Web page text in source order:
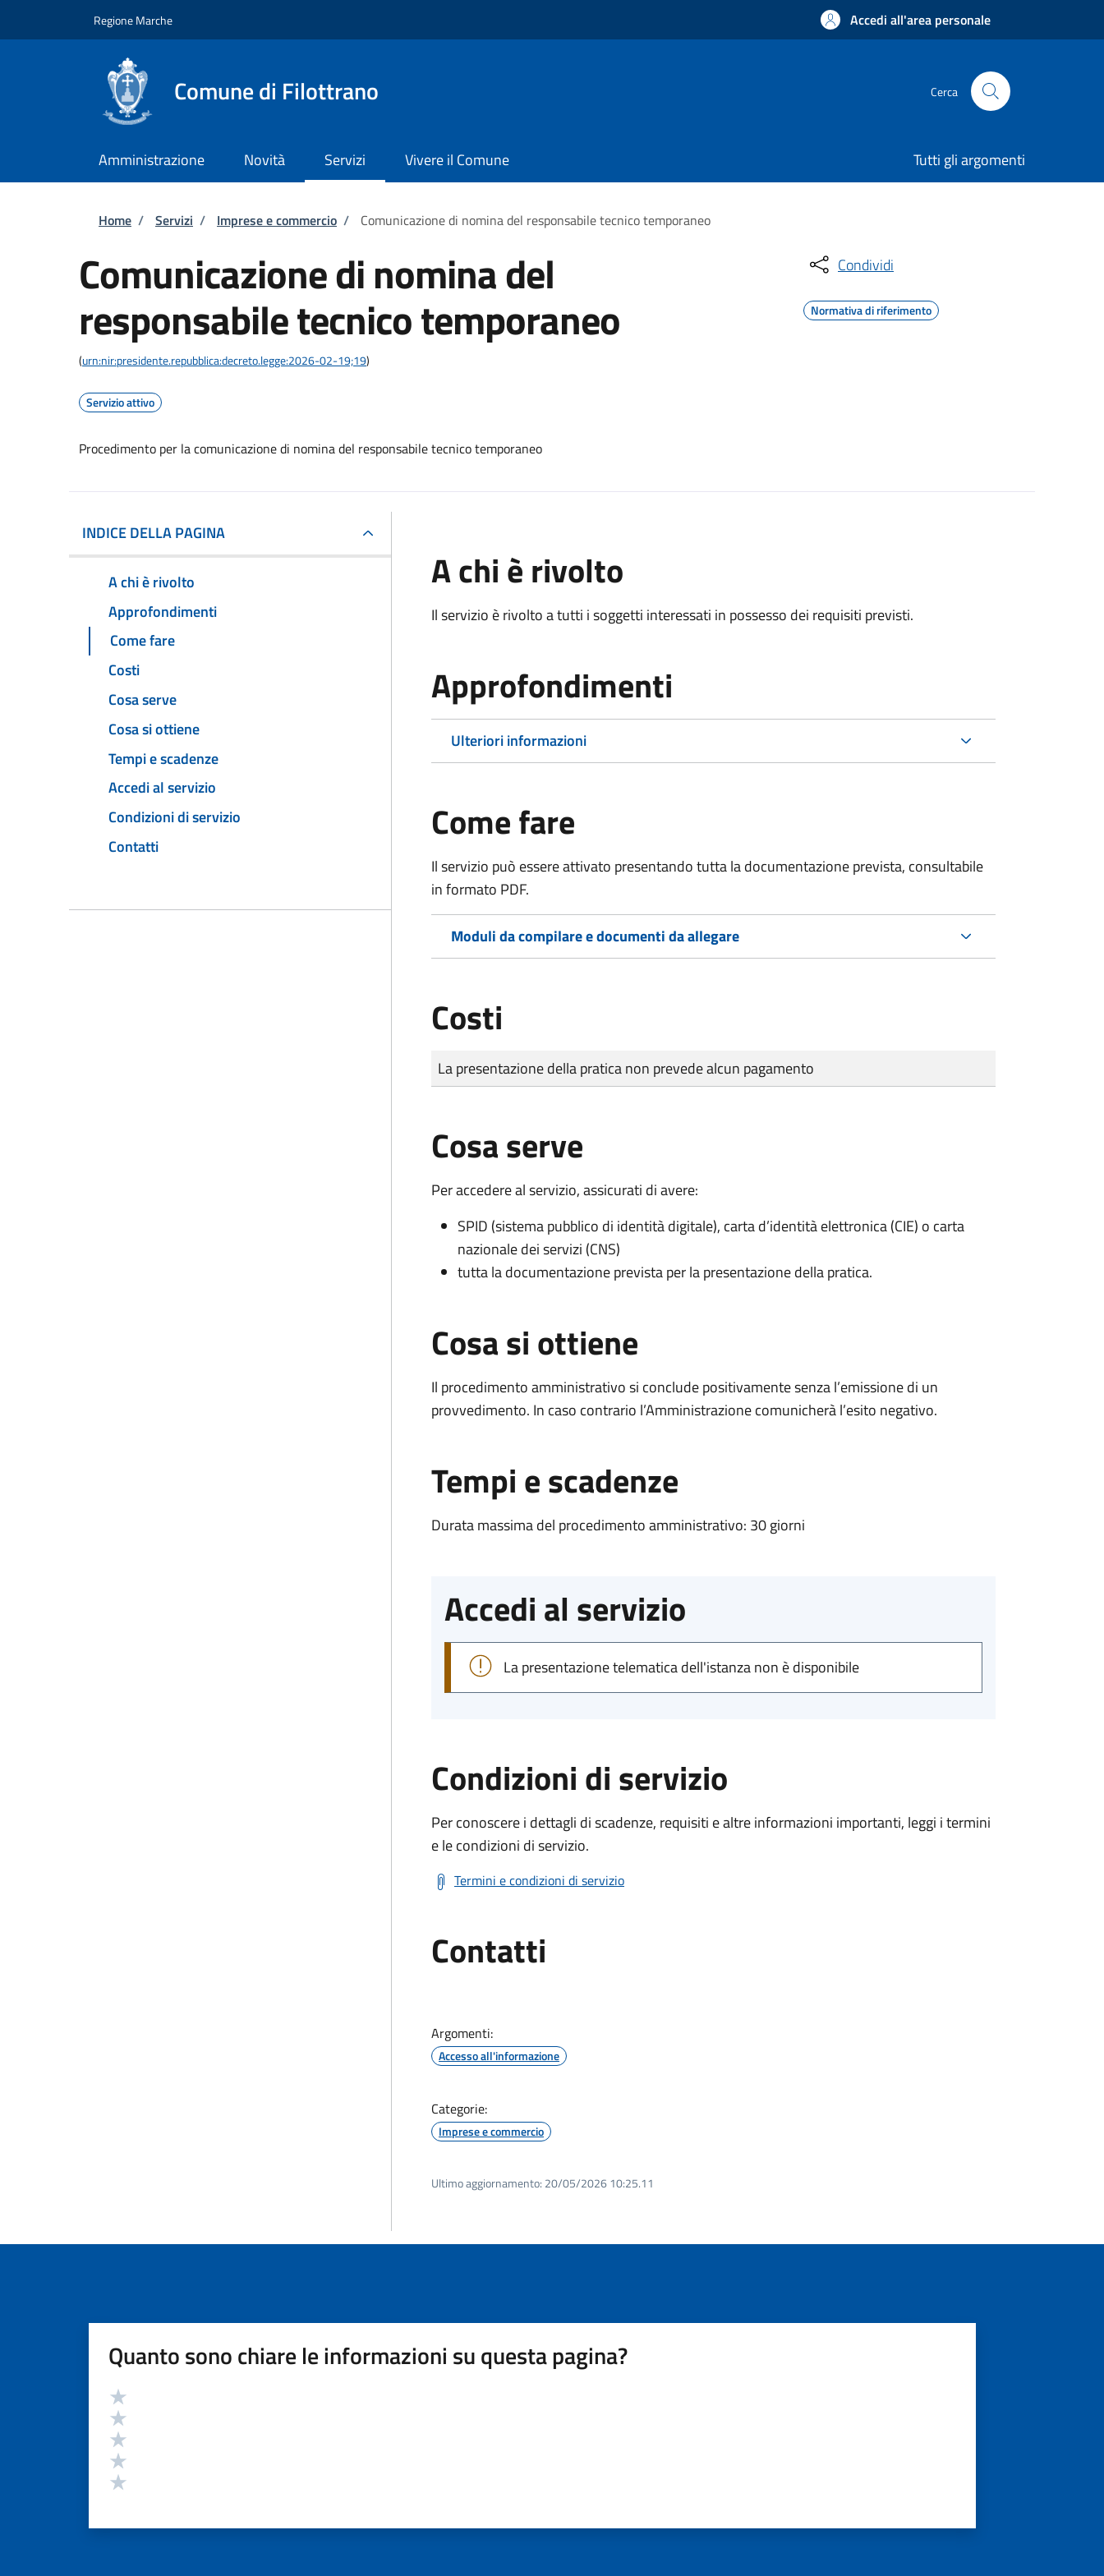
Regione Marche Accedi all'area personale
Comune di Filottrano Cerca
Amministrazione Novità Servizi Vivere il Comune Tutti gli argomenti
Briciole di pane
Home / Servizi / Imprese e commercio / Comunicazione di nomina del responsabile tecnico temporaneo
Comunicazione di nomina del
responsabile tecnico temporaneo
(urn:nir:presidente.repubblica:decreto.legge:2026-02-19;19)
Servizio attivo
Procedimento per la comunicazione di nomina del responsabile tecnico temporaneo
Condividi
Normativa di riferimento
INDICE DELLA PAGINA
A chi è rivolto
Approfondimenti
Come fare
Costi
Cosa serve
Cosa si ottiene
Tempi e scadenze
Accedi al servizio
Condizioni di servizio
Contatti
A chi è rivolto
Il servizio è rivolto a tutti i soggetti interessati in possesso dei requisiti previsti.
Approfondimenti
Ulteriori informazioni
Come fare
Il servizio può essere attivato presentando tutta la documentazione prevista, consultabile
in formato PDF.
Moduli da compilare e documenti da allegare
Costi
Tipo di pagamento
Importo
La presentazione della pratica non prevede alcun pagamento
Cosa serve
Per accedere al servizio, assicurati di avere:
SPID (sistema pubblico di identità digitale), carta d’identità elettronica (CIE) o carta
nazionale dei servizi (CNS)
tutta la documentazione prevista per la presentazione della pratica.
Cosa si ottiene
Il procedimento amministrativo si conclude positivamente senza l’emissione di un
provvedimento. In caso contrario l’Amministrazione comunicherà l’esito negativo.
Tempi e scadenze
Durata massima del procedimento amministrativo: 30 giorni
Accedi al servizio
La presentazione telematica dell'istanza non è disponibile
Condizioni di servizio
Per conoscere i dettagli di scadenze, requisiti e altre informazioni importanti, leggi i termini
e le condizioni di servizio.
Termini e condizioni di servizio
Contatti
Argomenti:
Accesso all'informazione
Categorie:
Imprese e commercio
Ultimo aggiornamento: 20/05/2026 10:25.11
Quanto sono chiare le informazioni su questa pagina?
Valutazione